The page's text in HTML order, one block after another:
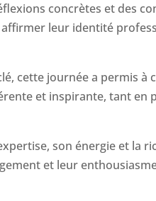
concrètes et des
leur identité
cette journée a permis à
et inspirante, tant en
son énergie et la
et leur